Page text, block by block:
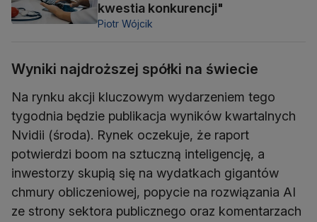
kwestia konkurencji"
Piotr Wójcik
Wyniki najdroższej spółki na świecie
Na rynku akcji kluczowym wydarzeniem tego
tygodnia będzie publikacja wyników kwartalnych
Nvidii (środa). Rynek oczekuje, że raport
potwierdzi boom na sztuczną inteligencję, a
inwestorzy skupią się na wydatkach gigantów
chmury obliczeniowej, popycie na rozwiązania AI
ze strony sektora publicznego oraz komentarzach